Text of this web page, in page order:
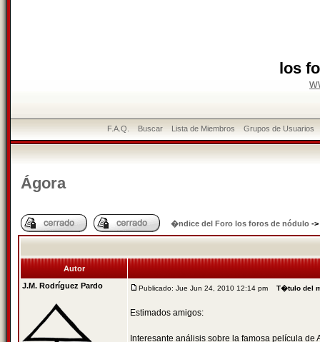
los
F.A.Q. Buscar Lista de Miembros Grupos de Usuarios
Ágora
�ndice del Foro los foros de nódulo ->
Autor
J.M. Rodríguez Pardo
Publicado: Jue Jun 24, 2010 12:14 pm T�tulo del
Estimados amigos:
Interesante análisis sobre la famosa película